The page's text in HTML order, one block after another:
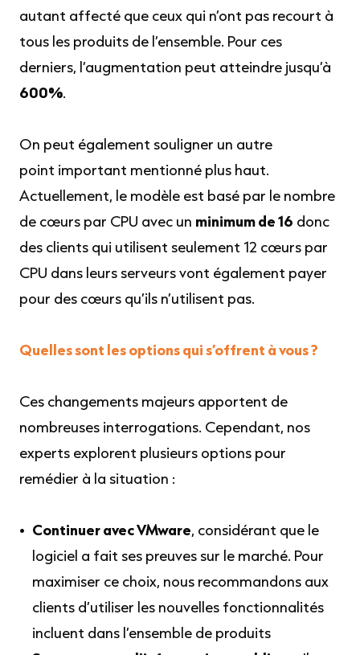
autant affecté que ceux qui n’ont pas recourt à
tous les produits de l’ensemble. Pour ces
derniers, l’augmentation peut atteindre jusqu’à
600%.
On peut également souligner un autre
point important mentionné plus haut.
Actuellement, le modèle est basé par le nombre
de cœurs par CPU avec un minimum de 16 donc
des clients qui utilisent seulement 12 cœurs par
CPU dans leurs serveurs vont également payer
pour des cœurs qu’ils n’utilisent pas.
Quelles sont les options qui s’offrent à vous ?
Ces changements majeurs apportent de
nombreuses interrogations. Cependant, nos
experts explorent plusieurs options pour
remédier à la situation :
Continuer avec VMware, considérant que le
logiciel a fait ses preuves sur le marché. Pour
maximiser ce choix, nous recommandons aux
clients d’utiliser les nouvelles fonctionnalités
incluent dans l’ensemble de produits